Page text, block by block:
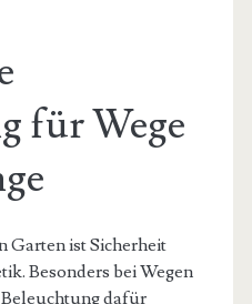
für Wege
Garten ist Sicherheit
Besonders bei Wegen
dafür